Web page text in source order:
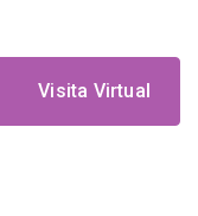
Visita Virtual